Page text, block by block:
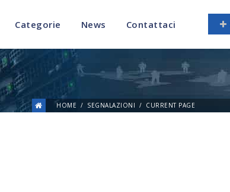
Categorie News Contattaci
HOME SEGNALAZIONI CURRENT PAGE